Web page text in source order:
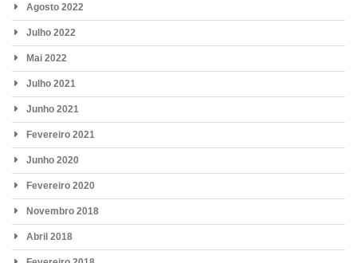
Agosto 2022
Julho 2022
Mai 2022
Julho 2021
Junho 2021
Fevereiro 2021
Junho 2020
Fevereiro 2020
Novembro 2018
Abril 2018